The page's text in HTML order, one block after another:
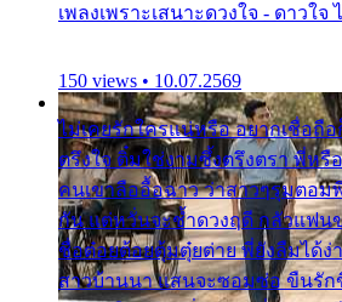
เพลงเพราะเสนาะดวงใจ - ดาวใจ
150 views • 10.07.2569
ไม่เคยรักใครแน่หรือ อยากเชื่อถื
ตรึงใจ ติ๋มใช่งามซึ้งตรึงตรา พี่ห
คนเขาลืออื้อฉาว ว่าสาวๆรุมตอม
กัน แต่หวั่นจะช้ำดวงฤดี กลัวแฟ
ชื่อต๋อยต้อยตุ้มตุ๋ยต่าย พี่ยังลืมได้ง่
สาวบ้านนา แสนจะซอมซ่อ ขืนรัก